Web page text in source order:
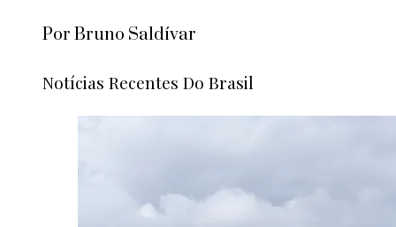
Por Bruno Saldívar
Notícias Recentes Do Brasil